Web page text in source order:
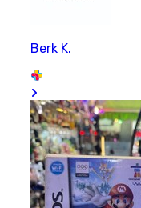
Berk K.